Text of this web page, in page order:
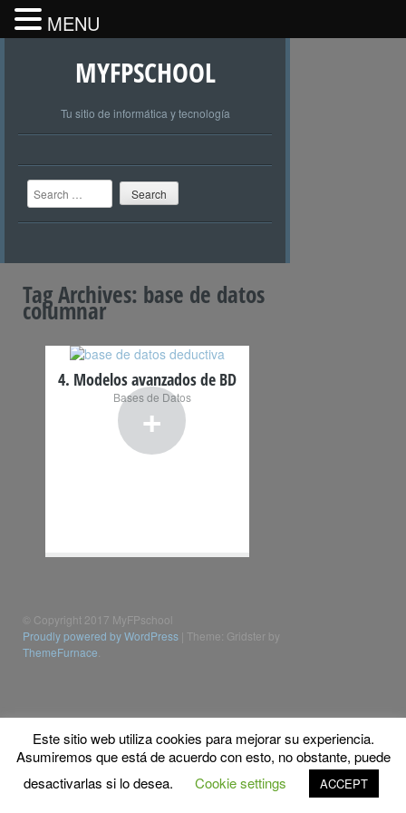
MYFPSCHOOL
Tu sitio de informática y tecnología
Search
Tag Archives: base de datos
columnar
+
4. Modelos avanzados de BD
Bases de Datos
© Copyright 2017 MyFPschool
Proudly powered by WordPress Theme: Gridster by
ThemeFurnace
Este sitio web utiliza cookies para mejorar su experiencia.
Asumiremos que está de acuerdo con esto, no obstante, puede
desactivarlas si lo desea.
Cookie settings ACCEPT
MENU